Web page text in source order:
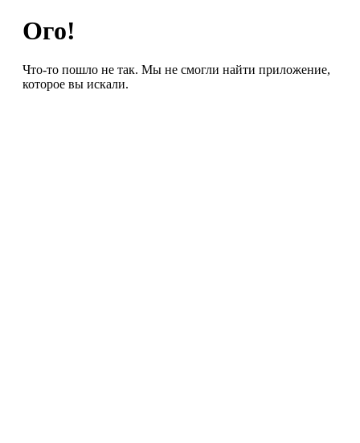
Ого!
Что-то пошло не так. Мы не смогли найти приложение,
которое вы искали.